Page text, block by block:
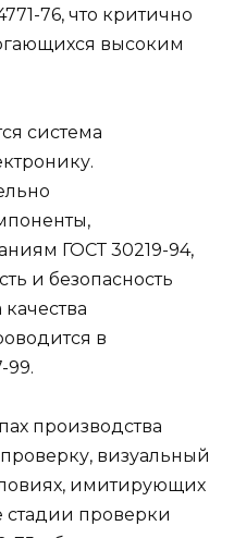
76, что критично
высоким
система
ГОСТ 30219-94,
и безопасность
в
99.
производства
визуальный
имитирующих
стадии проверки